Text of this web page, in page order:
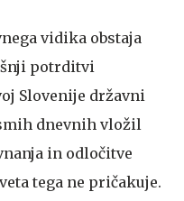
vidika obstaja
potrditvi
Slovenije državni
dnevnih vložil
in odločitve
tega ne pričakuje.